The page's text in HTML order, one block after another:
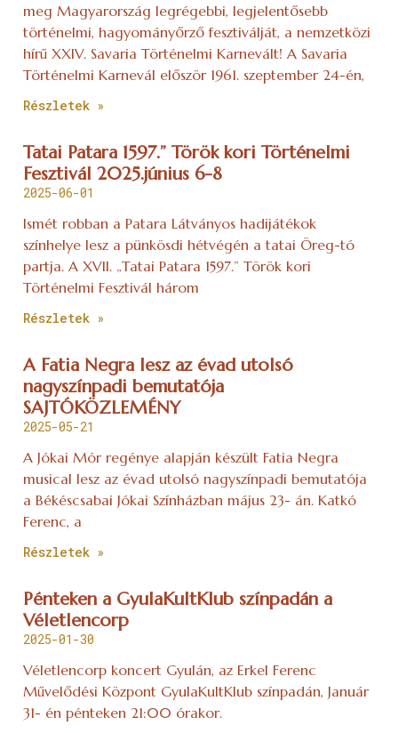
meg Magyarország legrégebbi, legjelentősebb
történelmi, hagyományőrző fesztiválját, a nemzetközi
hírű XXIV. Savaria Történelmi Karnevált! A Savaria
Történelmi Karnevál először 1961. szeptember 24-én,
Részletek »
Tatai Patara 1597.” Török kori Történelmi
Fesztivál 2025.június 6-8
2025-06-01
Ismét robban a Patara Látványos hadijátékok
színhelye lesz a pünkösdi hétvégén a tatai Öreg-tó
partja. A XVII. „Tatai Patara 1597.” Török kori
Történelmi Fesztivál három
Részletek »
A Fatia Negra lesz az évad utolsó
nagyszínpadi bemutatója
SAJTÓKÖZLEMÉNY
2025-05-21
A Jókai Mór regénye alapján készült Fatia Negra
musical lesz az évad utolsó nagyszínpadi bemutatója
a Békéscsabai Jókai Színházban május 23- án. Katkó
Ferenc, a
Részletek »
Pénteken a GyulaKultKlub színpadán a
Véletlencorp
2025-01-30
Véletlencorp koncert Gyulán, az Erkel Ferenc
Művelődési Központ GyulaKultKlub színpadán, Január
31- én pénteken 21:00 órakor.